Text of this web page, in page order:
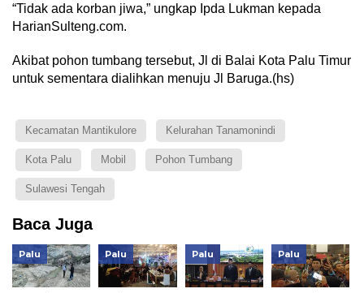
“Tidak ada korban jiwa,” ungkap Ipda Lukman kepada
HarianSulteng.com.
Akibat pohon tumbang tersebut, Jl di Balai Kota Palu Timur
untuk sementara dialihkan menuju Jl Baruga.(hs)
Kecamatan Mantikulore Kelurahan Tanamonindi
Kota Palu Mobil Pohon Tumbang
Sulawesi Tengah
Baca Juga
Palu Palu Palu Palu